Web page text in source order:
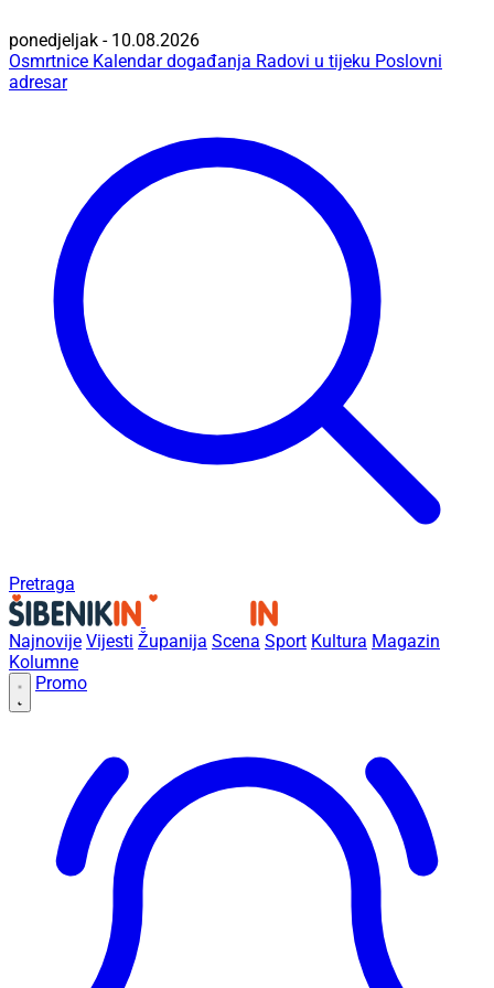
ponedjeljak - 10.08.2026
Osmrtnice Kalendar događanja Radovi u tijeku Poslovni
adresar
Pretraga
Najnovije Vijesti Županija Scena Sport Kultura Magazin
Kolumne
Promo